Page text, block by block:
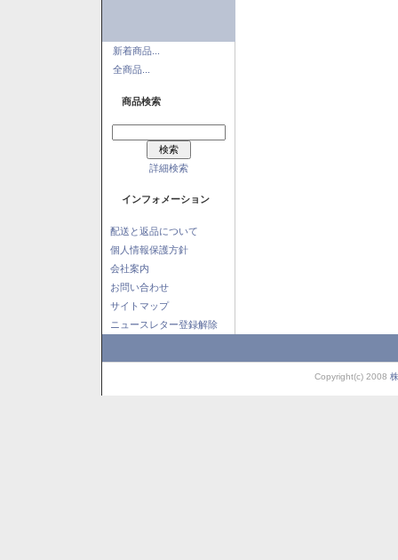
新着商品...
全商品...
商品検索
詳細検索
インフォメーション
配送と返品について
個人情報保護方針
会社案内
お問い合わせ
サイトマップ
ニュースレター登録解除
Copyright(c) 2008